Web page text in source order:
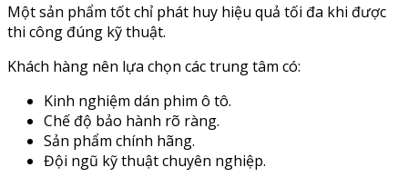
Một sản phẩm tốt chỉ phát huy hiệu quả tối đa khi được
thi công đúng kỹ thuật.
Khách hàng nên lựa chọn các trung tâm có:
Kinh nghiệm dán phim ô tô.
Chế độ bảo hành rõ ràng.
Sản phẩm chính hãng.
Đội ngũ kỹ thuật chuyên nghiệp.